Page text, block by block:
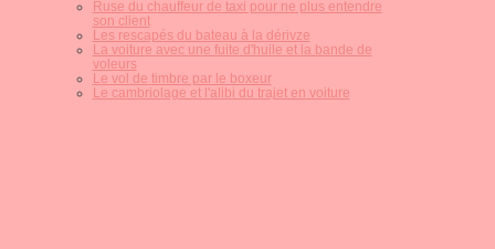
Ruse du chauffeur de taxi pour ne plus entendre
son client
Les rescapés du bateau à la dérivze
La voiture avec une fuite d'huile et la bande de
voleurs
Le vol de timbre par le boxeur
Le cambriolage et l'alibi du trajet en voiture